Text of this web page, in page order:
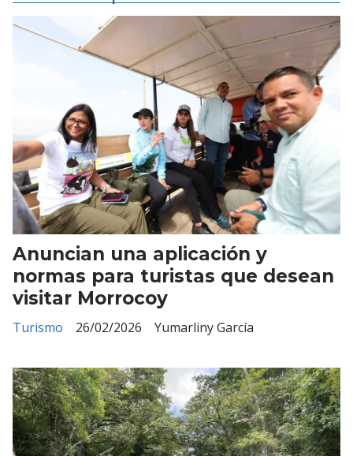
Anuncian una aplicación y
normas para turistas que desean
visitar Morrocoy
Yumarliny García
Turismo 26/02/2026